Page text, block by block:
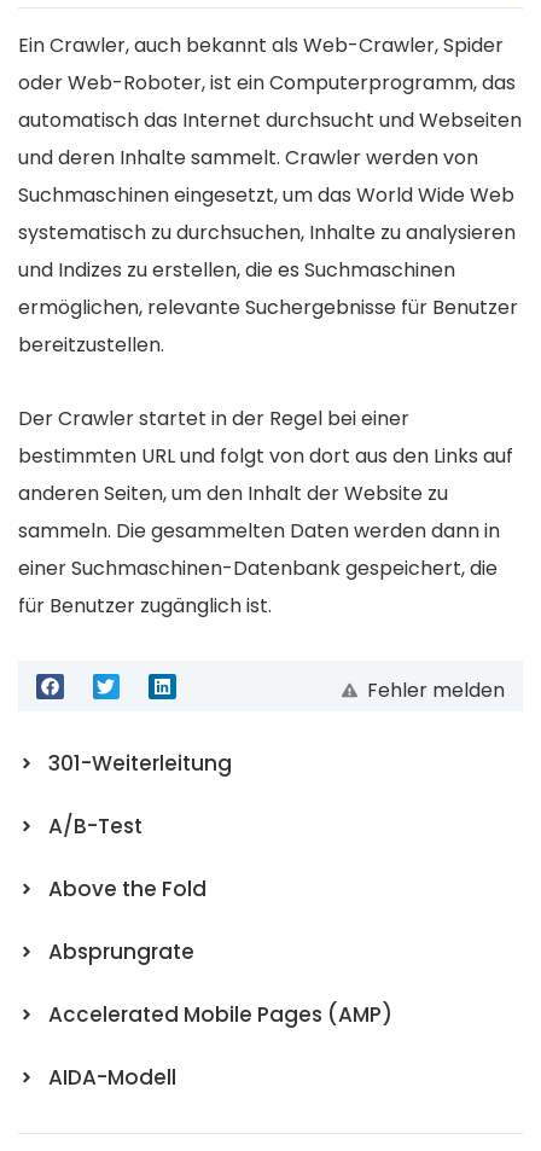
Ein Crawler, auch bekannt als Web-Crawler, Spider
oder Web-Roboter, ist ein Computerprogramm, das
automatisch das Internet durchsucht und Webseiten
und deren Inhalte sammelt. Crawler werden von
Suchmaschinen eingesetzt, um das World Wide Web
systematisch zu durchsuchen, Inhalte zu analysieren
und Indizes zu erstellen, die es Suchmaschinen
ermöglichen, relevante Suchergebnisse für Benutzer
bereitzustellen.
Der Crawler startet in der Regel bei einer
bestimmten URL und folgt von dort aus den Links auf
anderen Seiten, um den Inhalt der Website zu
sammeln. Die gesammelten Daten werden dann in
einer Suchmaschinen-Datenbank gespeichert, die
für Benutzer zugänglich ist.
Fehler melden
301-Weiterleitung
A/B-Test
Above the Fold
Absprungrate
Accelerated Mobile Pages (AMP)
AIDA-Modell